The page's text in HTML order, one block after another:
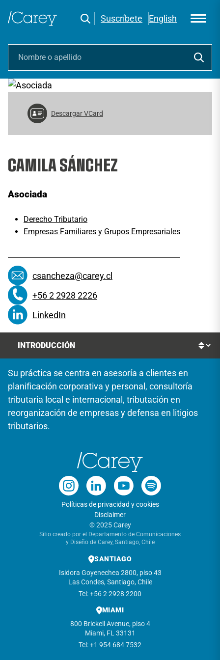
Suscríbete English
Descargar VCard
CAMILA SÁNCHEZ
Asociada
Derecho Tributario
Empresas Familiares y Grupos Empresariales
csancheza@carey.cl
+56 2 2928 2226
LinkedIn
Su práctica se centra en asesoría a clientes en
planificación corporativa y personal, consultoría
tributaria local e internacional, tributación en
reorganización de empresas y defensa en litigios
tributarios.
Políticas de privacidad y cookies
Disclaimer
© 2025 Carey
Sitio creado por el Departamento de Comunicaciones
y Diseño de Carey, Santiago, Chile
SANTIAGO
Isidora Goyenechea 2800, piso 43
Las Condes, Santiago, Chile
Tel: +56 2 2928 2200
MIAMI
800 Brickell Avenue, piso 4
Miami, FL 33131
Tel: +1 954 684 7532